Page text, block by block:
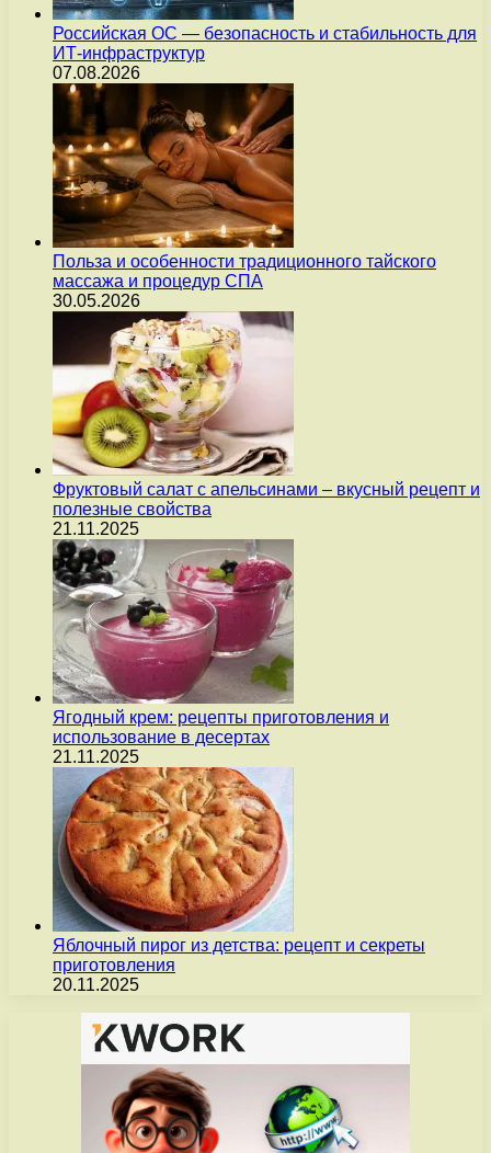
Российская ОС — безопасность и стабильность для
ИТ-инфраструктур
07.08.2026
Польза и особенности традиционного тайского
массажа и процедур СПА
30.05.2026
Фруктовый салат с апельсинами – вкусный рецепт и
полезные свойства
21.11.2025
Ягодный крем: рецепты приготовления и
использование в десертах
21.11.2025
Яблочный пирог из детства: рецепт и секреты
приготовления
20.11.2025